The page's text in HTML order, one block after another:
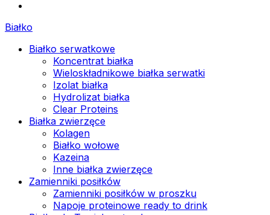
Białko
Białko serwatkowe
Koncentrat białka
Wieloskładnikowe białka serwatki
Izolat białka
Hydrolizat białka
Clear Proteins
Białka zwierzęce
Kolagen
Białko wołowe
Kazeina
Inne białka zwierzęce
Zamienniki posiłków
Zamienniki posiłków w proszku
Napoje proteinowe ready to drink